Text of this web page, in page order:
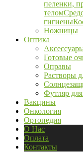
пеленки,
телом
гигиены
Ножницы
Оптика
Готовые
Оправы
Растворы
Футляр
Вакцины
Онкология
Ортопедия
О Нас
Оплата
Контакты